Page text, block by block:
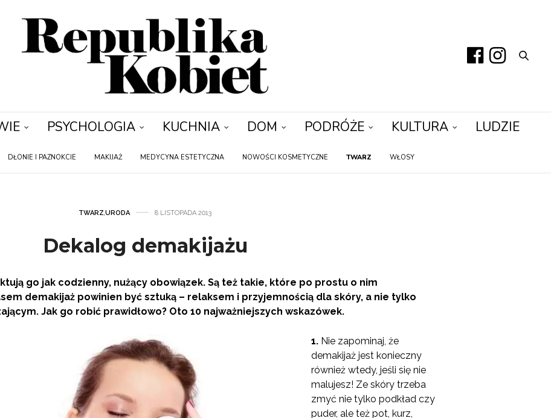
PSYCHOLOGIA KUCHNIA DOM PODRÓŻE KULTURA LUDZIE
DŁONIE I PAZNOKCIE MAKIJAŻ MEDYCYNA ESTETYCZNA NOWOŚCI KOSMETYCZNE TWARZ WŁOSY
TWARZ,URODA 8 LISTOPADA 2013
Dekalog demakijażu
go jak codzienny, nużący obowiązek. Są też takie, które po prostu o nim
demakijaż powinien być sztuką – relaksem i przyjemnością dla skóry, a nie tylko
Jak go robić prawidłowo? Oto 10 najważniejszych wskazówek.
1. Nie zapominaj, że
demakijaż jest konieczny
również wtedy, jeśli się nie
malujesz! Ze skóry trzeba
zmyć nie tylko podkład czy
puder, ale też pot, kurz,